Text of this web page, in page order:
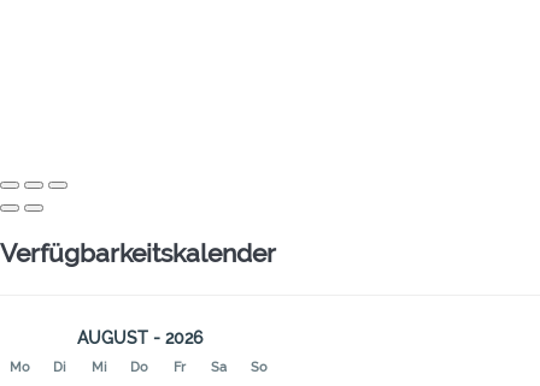
Verfügbarkeitskalender
AUGUST - 2026
Mo Di Mi Do Fr Sa So